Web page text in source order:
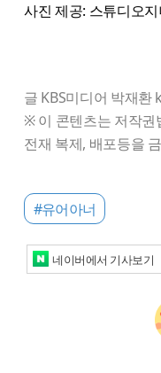
사진 제공: 스튜디오지
글 KBS미디어 박재
※ 이 콘텐츠는 저작권
전재 복제, 배포등을
#유어아너
네이버에서 기사보기